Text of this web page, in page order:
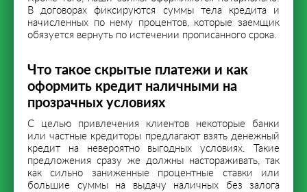
В договорах фиксируются суммы тела кредита и
начисленных по нему процентов, которые заемщик
обязуется вернуть по истечении прописанного срока.
Что такое скрытые платежи и как
оформить кредит наличными на
прозрачных условиях
С целью привлечения клиентов некоторые банки
или частные кредиторы предлагают взять денежный
кредит на невероятно выгодных условиях. Такие
предложения сразу же должны настораживать, так
как сильно заниженные процентные ставки или
большие суммы на выдачу наличных без залога